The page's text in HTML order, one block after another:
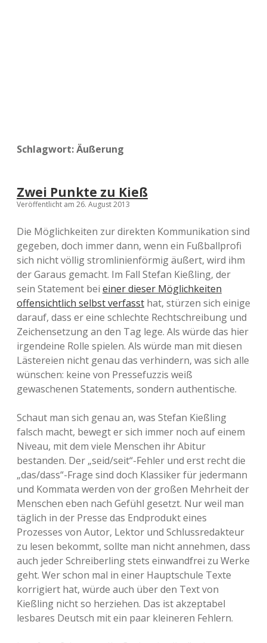
Schlagwort:Äußerung
Zwei Punkte zu Kieß
Veröffentlicht am 26. August 2013
Die Möglichkeiten zur direkten Kommunikation sind
gegeben, doch immer dann, wenn ein Fußballprofi
sich nicht völlig stromlinienförmig äußert, wird ihm
der Garaus gemacht. Im Fall Stefan Kießling, der
sein Statement bei einer dieser Möglichkeiten
offensichtlich selbst verfasst hat, stürzen sich einige
darauf, dass er eine schlechte Rechtschreibung und
Zeichensetzung an den Tag lege. Als würde das hier
irgendeine Rolle spielen. Als würde man mit diesen
Lästereien nicht genau das verhindern, was sich alle
wünschen: keine von Pressefuzzis weiß
gewaschenen Statements, sondern authentische.
Schaut man sich genau an, was Stefan Kießling
falsch macht, bewegt er sich immer noch auf einem
Niveau, mit dem viele Menschen ihr Abitur
bestanden. Der „seid/seit“-Fehler und erst recht die
„das/dass“-Frage sind doch Klassiker für jedermann
und Kommata werden von der großen Mehrheit der
Menschen eben nach Gefühl gesetzt. Nur weil man
täglich in der Presse das Endprodukt eines
Prozesses von Autor, Lektor und Schlussredakteur
zu lesen bekommt, sollte man nicht annehmen, dass
auch jeder Schreiberling stets einwandfrei zu Werke
geht. Wer schon mal in einer Hauptschule Texte
korrigiert hat, würde auch über den Text von
Kießling nicht so herziehen. Das ist akzeptabel
lesbares Deutsch mit ein paar kleineren Fehlern.